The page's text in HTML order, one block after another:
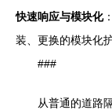
快速响应与模块化
装、更换的模块化
###
从普通的道路